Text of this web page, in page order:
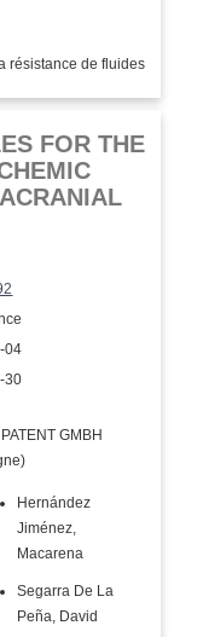
résistance de fluides
FOR THE
04
30
GMBH
Hernández
Jiménez,
Macarena
Segarra De La
Peña, David